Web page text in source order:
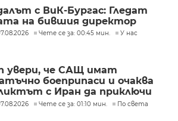
с ВиК-Бургас: Гледат
на бившия директор
Чете се за: 00:45 мин. У нас
увери, че САЩ имат
боеприпаси и очаква
с Иран да приключи
Чете се за: 01:10 мин. По света